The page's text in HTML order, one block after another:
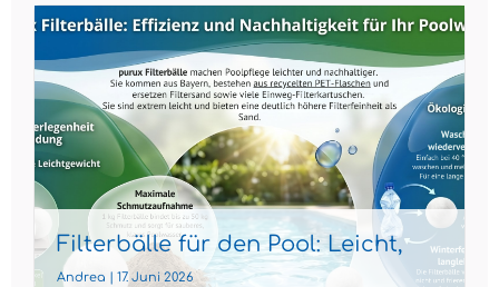
Filterbälle für den Pool: Leicht,
effizient und nachhaltig
Andrea | 17. Juni 2026